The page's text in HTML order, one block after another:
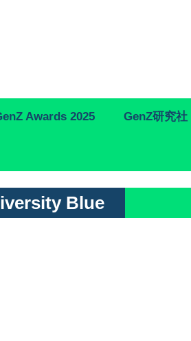
Awards 2025 GenZ研究社
Blue